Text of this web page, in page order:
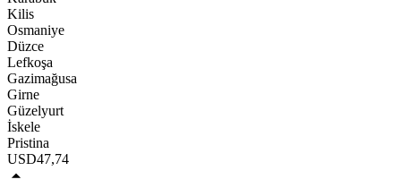
Kilis
Osmaniye
Düzce
Lefkoşa
Gazimağusa
Girne
Güzelyurt
İskele
Pristina
USD47,74